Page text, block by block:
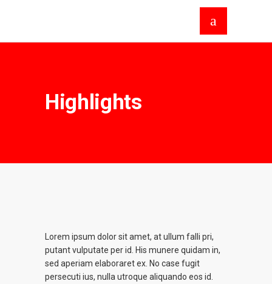
Highlights
Lorem ipsum dolor sit amet, at ullum falli pri,
putant vulputate per id. His munere quidam in,
sed aperiam elaboraret ex. No case fugit
persecuti ius, nulla utroque aliquando eos id.